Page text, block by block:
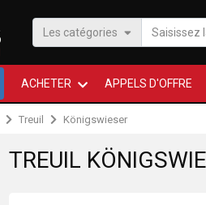
Les catégories
ACHETER APPELS D'OFFRE
Treuil Königswieser
TREUIL